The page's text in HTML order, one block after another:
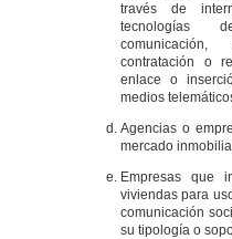
través de
tecnologías
contratación o
enlace o
medios
Agencias o
mercado
Empresas que
viviendas para
comunicación
su tipología o